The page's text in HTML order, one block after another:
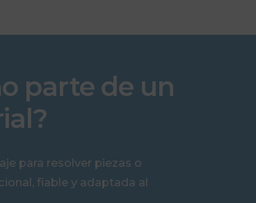
parte de un
para resolver piezas o
fiable y adaptada al